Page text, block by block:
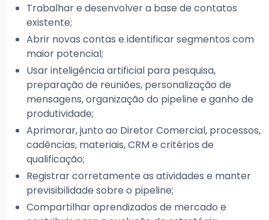
Trabalhar e desenvolver a base de contatos
existente;
Abrir novas contas e identificar segmentos com
maior potencial;
Usar inteligência artificial para pesquisa,
preparação de reuniões, personalização de
mensagens, organização do pipeline e ganho de
produtividade;
Aprimorar, junto ao Diretor Comercial, processos,
cadências, materiais, CRM e critérios de
qualificação;
Registrar corretamente as atividades e manter
previsibilidade sobre o pipeline;
Compartilhar aprendizados de mercado e